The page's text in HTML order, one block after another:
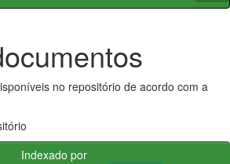
no repositório de acordo com a
Indexado por